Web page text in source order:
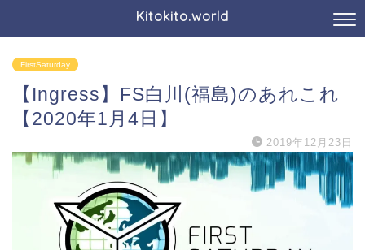
Kitokito.world
FirstSaturday
【Ingress】FS白川(福島)のあれこれ
【2020年1月4日】
2019年12月23日